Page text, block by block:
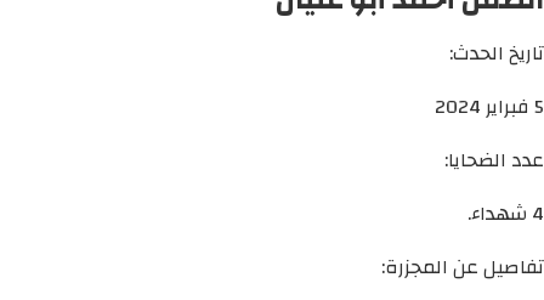
تاريخ الحدث:
5 فبراير 2024
عدد الضحايا:
4 شهداء.
تفاصيل عن المجزرة: